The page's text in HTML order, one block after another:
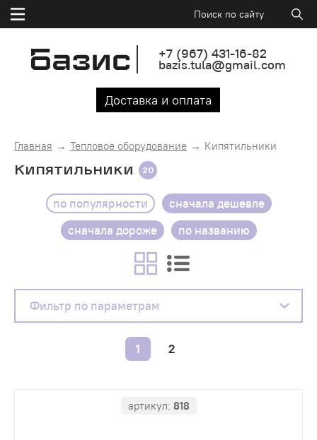
+7 (967) 431-16-82
bazis.tula@gmail.com
Доставка и оплата
Главная Тепловое оборудование Кипятильники
Кипятильники 20
по популярности
сначала дешевле
сначала дороже
по названию
Фильтр по параметрам
1 2
артикул: 818